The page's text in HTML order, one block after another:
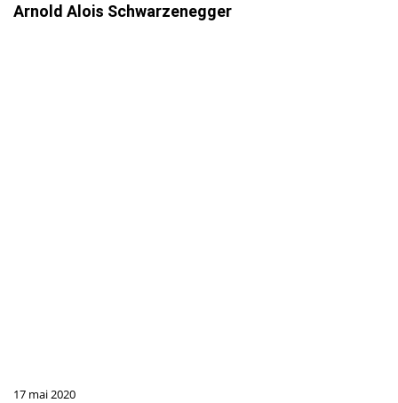
Arnold Alois Schwarzenegger
17 mai 2020